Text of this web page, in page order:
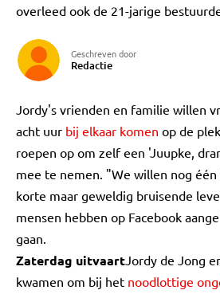
overleed ook de 21-jarige
Geschreven door
Redactie
Jordy's vrienden en familie willen
acht uur bij elkaar komen op de
roepen op om zelf een 'Juupke,
mee te nemen. "We willen nog
korte maar geweldig bruisende
mensen hebben op Facebook
gaan.
Zaterdag uitvaartJordy de Jong
kwamen om bij het noodlottige